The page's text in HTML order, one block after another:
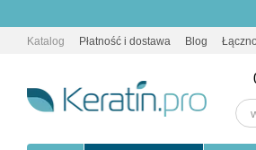
Katalog Płatność i dostawa Blog